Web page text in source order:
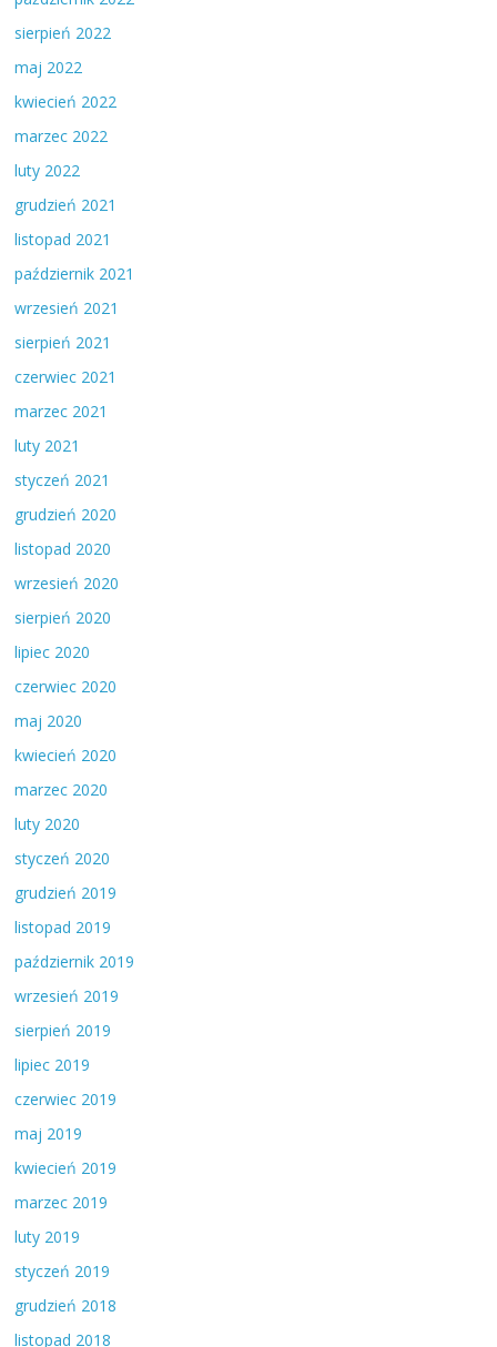
sierpień 2022
maj 2022
kwiecień 2022
marzec 2022
luty 2022
grudzień 2021
listopad 2021
październik 2021
wrzesień 2021
sierpień 2021
czerwiec 2021
marzec 2021
luty 2021
styczeń 2021
grudzień 2020
listopad 2020
wrzesień 2020
sierpień 2020
lipiec 2020
czerwiec 2020
maj 2020
kwiecień 2020
marzec 2020
luty 2020
styczeń 2020
grudzień 2019
listopad 2019
październik 2019
wrzesień 2019
sierpień 2019
lipiec 2019
czerwiec 2019
maj 2019
kwiecień 2019
marzec 2019
luty 2019
styczeń 2019
grudzień 2018
listopad 2018